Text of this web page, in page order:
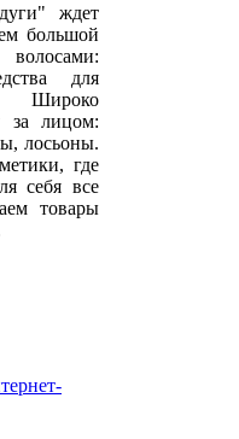
ждет
большой
для
Широко
за лицом:
лосьоны.
где
себя все
товары